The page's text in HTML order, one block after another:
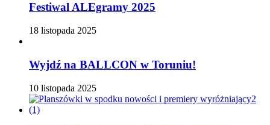
Festiwal ALEgramy 2025
18 listopada 2025
Wyjdź na BALLCON w Toruniu!
10 listopada 2025